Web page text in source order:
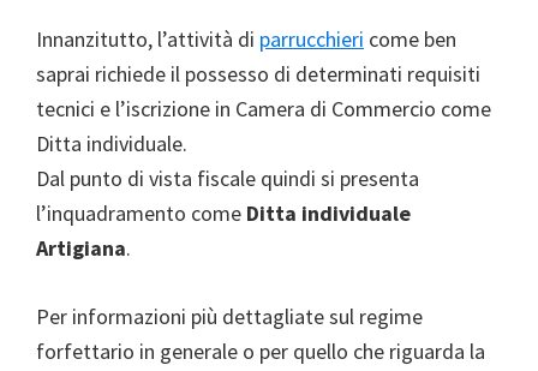
Innanzitutto, l’attività di parrucchieri come ben
saprai richiede il possesso di determinati requisiti
tecnici e l’iscrizione in Camera di Commercio come
Ditta individuale.
Dal punto di vista fiscale quindi si presenta
l’inquadramento come Ditta individuale
Artigiana.
Per informazioni più dettagliate sul regime
forfettario in generale o per quello che riguarda la